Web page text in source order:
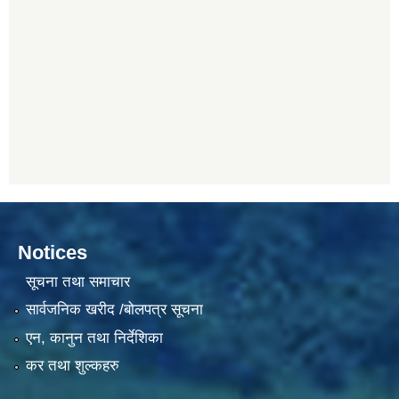
Notices
सूचना तथा समाचार
सार्वजनिक खरीद /बोलपत्र सूचना
एन, कानुन तथा निर्देशिका
कर तथा शुल्कहरु